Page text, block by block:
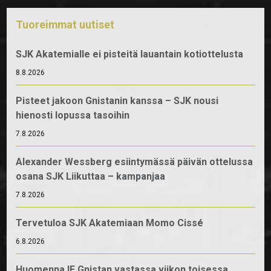
Tuoreimmat uutiset
SJK Akatemialle ei pisteitä lauantain kotiottelusta
8.8.2026
Pisteet jakoon Gnistanin kanssa – SJK nousi
hienosti lopussa tasoihin
7.8.2026
Alexander Wessberg esiintymässä päivän ottelussa
osana SJK Liikuttaa – kampanjaa
7.8.2026
Tervetuloa SJK Akatemiaan Momo Cissé
6.8.2026